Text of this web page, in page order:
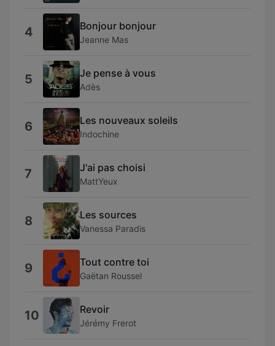
4 Bonjour bonjour
Jeanne Mas
5 Je pense à vous
Adès
6 Les nouveaux soleils
Indochine
7 J'ai pas choisi
MattYeux
8 Les sources
Vanessa Paradis
9 Tout contre toi
Gaëtan Roussel
10 Revoir
Jérémy Frerot